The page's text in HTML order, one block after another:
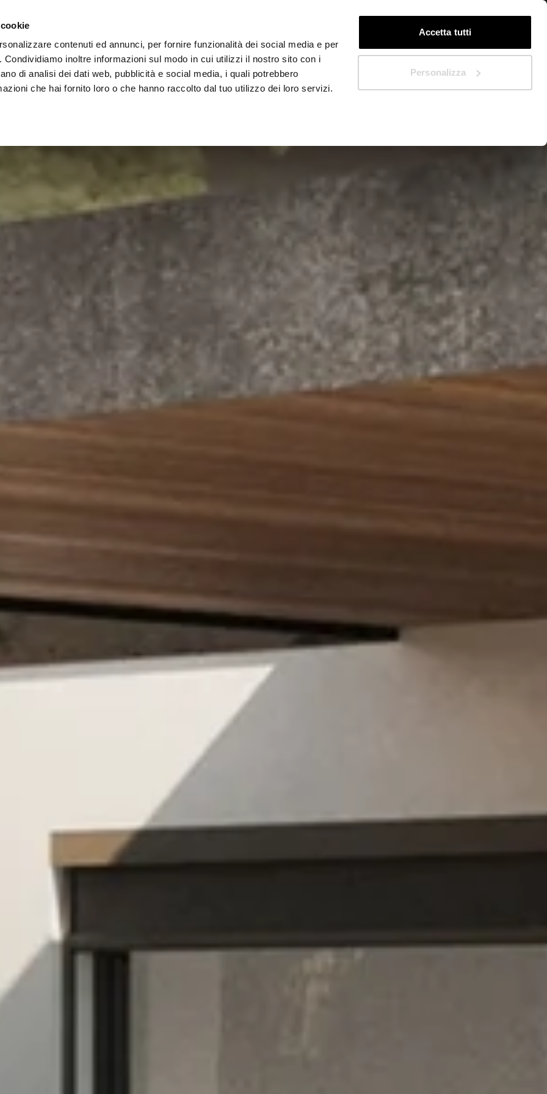
contenuti ed annunci, per fornire funzionalità dei social media e per
inoltre informazioni sul modo in cui utilizzi il nostro sito con i
di analisi dei dati web, pubblicità e social media, i quali potrebbero
che hai fornito loro o che hanno raccolto dal tuo utilizzo dei loro servizi.
Accetta tutti
Personalizza
Area Architetti